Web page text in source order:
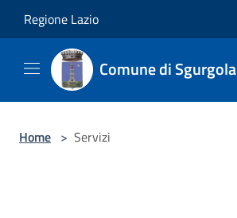
Regione Lazio
Comune di Sgurgola
Home > Servizi